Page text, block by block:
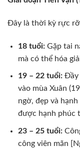
Đây là thời kỳ rực rỡ
18 tuổi:Gặp tai
mà có thể hóa
19 – 22 tuổi:Đầy
vào mùa Xuân
ngờ, đẹp và
được hạnh phúc
23 – 25 tuổi:
công viên mãn